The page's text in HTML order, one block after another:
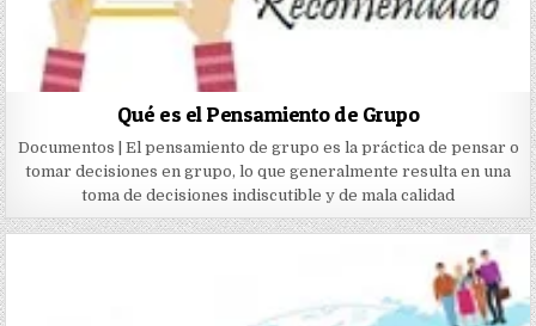
Qué es el Pensamiento de Grupo
Documentos | El pensamiento de grupo es la práctica de pensar o
tomar decisiones en grupo, lo que generalmente resulta en una
toma de decisiones indiscutible y de mala calidad